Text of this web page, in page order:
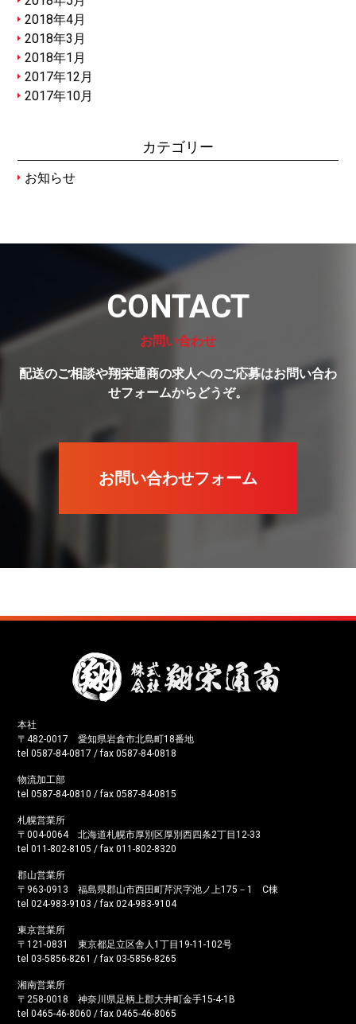
2018年4月
2018年3月
2018年1月
2017年12月
2017年10月
カテゴリー
お知らせ
CONTACT
お問い合わせ
配送のご相談や翔栄通商の求人へのご応募はお問い合わ
せフォームからどうぞ。
お問い合わせフォーム
本社
〒482-0017 愛知県岩倉市北島町18番地
tel 0587-84-0817 / fax 0587-84-0818
物流加工部
tel 0587-84-0810 / fax 0587-84-0815
札幌営業所
〒004-0064 北海道札幌市厚別区厚別西四条2丁目12-33
tel 011-802-8105 / fax 011-802-8320
郡山営業所
〒963-0913 福島県郡山市西田町芹沢字池ノ上175－1 C棟
tel 024-983-9103 / fax 024-983-9104
東京営業所
〒121-0831 東京都足立区舎人1丁目19-11-102号
tel 03-5856-8261 / fax 03-5856-8265
湘南営業所
〒258-0018 神奈川県足柄上郡大井町金手15-4-1B
tel 0465-46-8060 / fax 0465-46-8065